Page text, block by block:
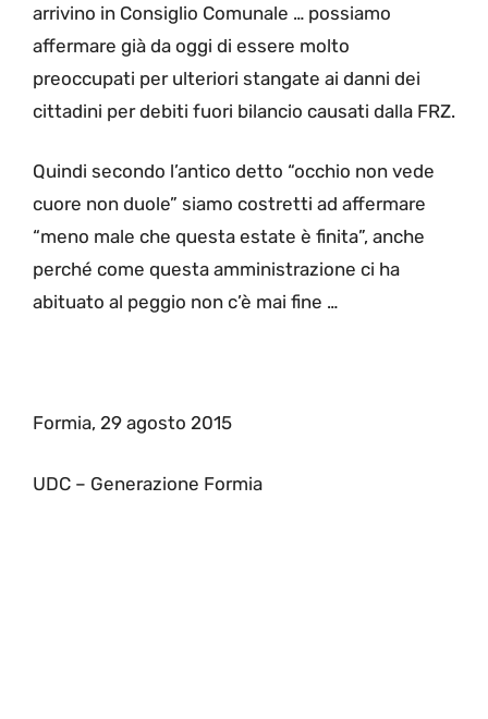
arrivino in Consiglio Comunale … possiamo
affermare già da oggi di essere molto
preoccupati per ulteriori stangate ai danni dei
cittadini per debiti fuori bilancio causati dalla FRZ.
Quindi secondo l’antico detto “occhio non vede
cuore non duole” siamo costretti ad affermare
“meno male che questa estate è finita”, anche
perché come questa amministrazione ci ha
abituato al peggio non c’è mai fine …
Formia, 29 agosto 2015
UDC – Generazione Formia